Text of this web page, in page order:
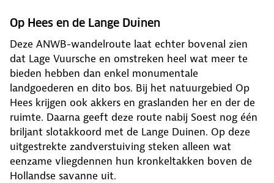
Op Hees en de Lange Duinen
Deze ANWB-wandelroute laat echter bovenal zien
dat Lage Vuursche en omstreken heel wat meer te
bieden hebben dan enkel monumentale
landgoederen en dito bos. Bij het natuurgebied Op
Hees krijgen ook akkers en graslanden her en der de
ruimte. Daarna geeft deze route nabij Soest nog één
briljant slotakkoord met de Lange Duinen. Op deze
uitgestrekte zandverstuiving steken alleen wat
eenzame vliegdennen hun kronkeltakken boven de
Hollandse savanne uit.